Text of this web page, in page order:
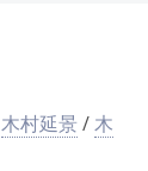
木村延景/木